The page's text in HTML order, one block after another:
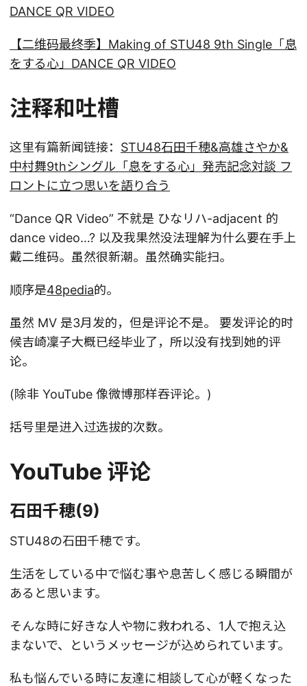
DANCE QR VIDEO
【二维码最终季】Making of STU48 9th Single「息
をする心」DANCE QR VIDEO
注释和吐槽
这里有篇新闻链接： STU48石田千穂&高雄さやか&
中村舞9thシングル「息をする心」発売記念対談 フ
ロントに立つ思いを語り合う
“Dance QR Video” 不就是 ひなリハ-adjacent 的
dance video…? 以及我果然没法理解为什么要在手上
戴二维码。虽然很新潮。虽然确实能扫。
顺序是48pedia的。
虽然 MV 是3月发的，但是评论不是。 要发评论的时
候吉崎凜子大概已经毕业了，所以没有找到她的评
论。
(除非 YouTube 像微博那样吞评论。)
括号里是进入过选拔的次数。
YouTube 评论
石田千穂(9)
STU48の石田千穂です。
生活をしている中で悩む事や息苦しく感じる瞬間が
あると思います。
そんな時に好きな人や物に救われる、1人で抱え込
まないで、というメッセージが込められています。
私も悩んでいる時に友達に相談して心が軽くなった